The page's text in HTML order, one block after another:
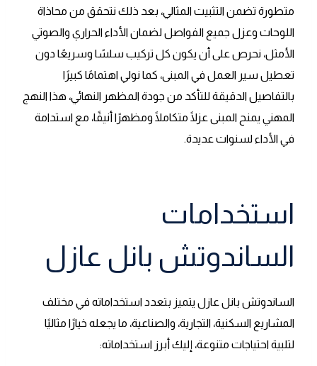
متطورة تضمن التثبيت المثالي، بعد ذلك نتحقق من محاذاة
اللوحات وعزل جميع الفواصل لضمان الأداء الحراري والصوتي
الأمثل، نحرص على أن يكون كل تركيب سلسًا وسريعًا دون
تعطيل سير العمل في المبنى، كما نولي اهتمامًا كبيرًا
بالتفاصيل الدقيقة للتأكد من جودة المظهر النهائي، هذا النهج
المهني يمنح المبنى عزلًا متكاملًا ومظهرًا أنيقًا، مع استدامة
في الأداء لسنوات عديدة.
استخدامات
الساندوتش بانل عازل
الساندوتش بانل عازل يتميز بتعدد استخداماته في مختلف
المشاريع السكنية، التجارية، والصناعية، ما يجعله خيارًا مثاليًا
لتلبية احتياجات متنوعة، إليك أبرز استخداماته: